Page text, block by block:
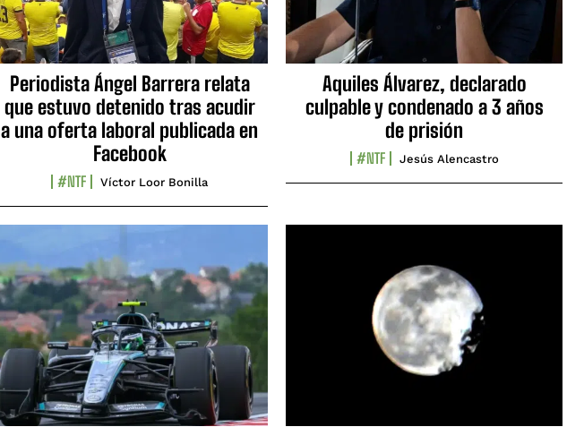
Periodista Ángel Barrera relata
que estuvo detenido tras acudir
a una oferta laboral publicada en
Facebook
#NTF Víctor Loor Bonilla
Aquiles Álvarez, declarado
culpable y condenado a 3 años
de prisión
#NTF Jesús Alencastro